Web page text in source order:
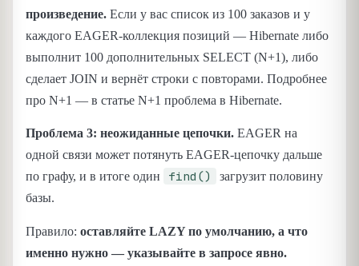
произведение. Если у вас список из 100 заказов и у
каждого EAGER-коллекция позиций — Hibernate либо
выполнит 100 дополнительных SELECT (N+1), либо
сделает JOIN и вернёт строки с повторами. Подробнее
про N+1 — в статье N+1 проблема в Hibernate.
Проблема 3: неожиданные цепочки. EAGER на
одной связи может потянуть EAGER-цепочку дальше
по графу, и в итоге один
find()
загрузит половину
базы.
Правило: оставляйте LAZY по умолчанию, а что
именно нужно — указывайте в запросе явно.